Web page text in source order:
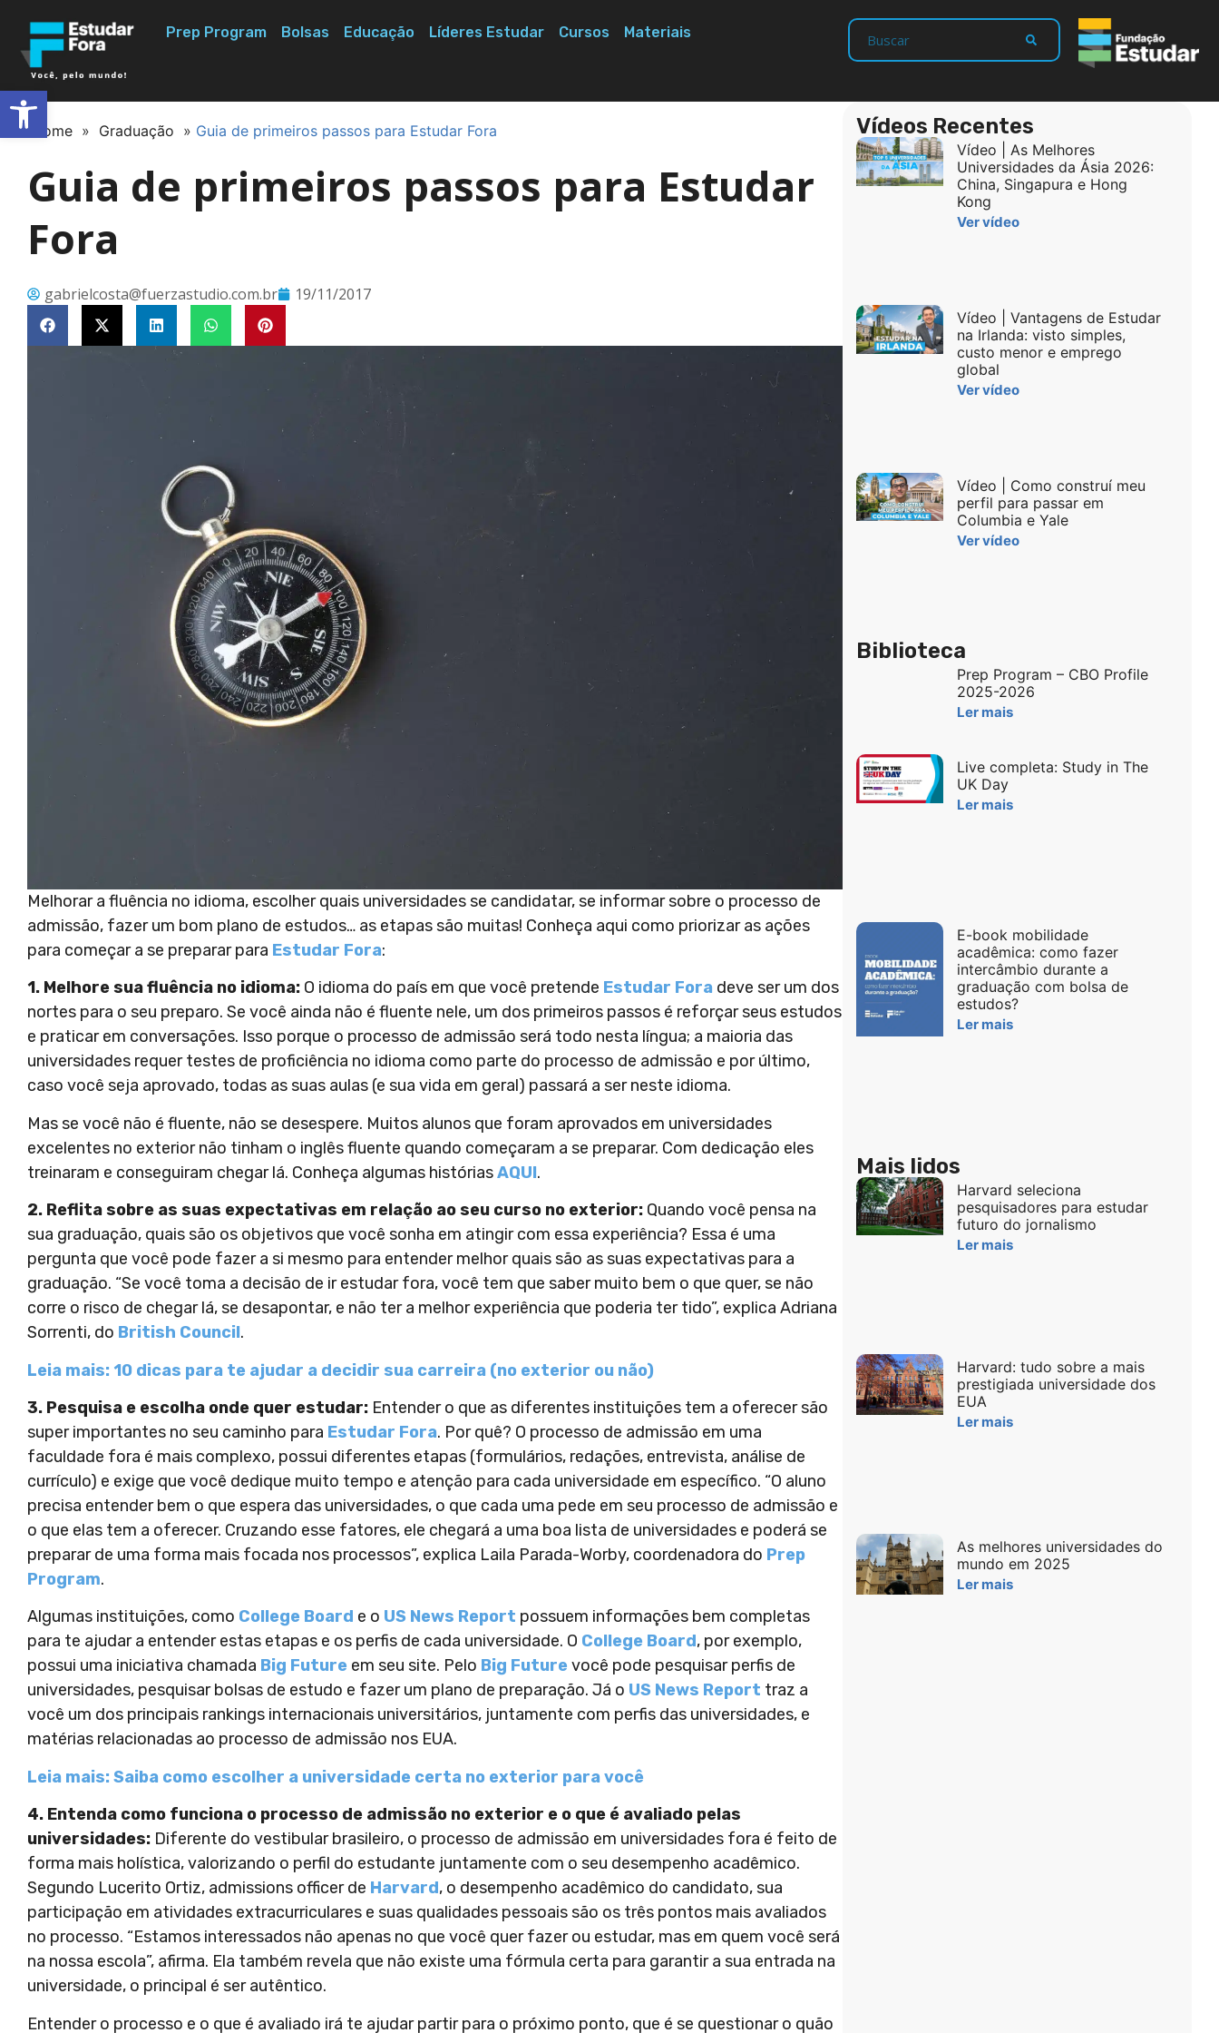
Prep Program Bolsas Educação Líderes Estudar Cursos Materiais
Home » Graduação » Guia de primeiros passos para Estudar Fora
Guia de primeiros passos para Estudar
Fora
gabrielcosta@fuerzastudio.com.br 19/11/2017
Melhorar a fluência no idioma, escolher quais universidades se candidatar, se informar sobre o processo de
admissão, fazer um bom plano de estudos… as etapas são muitas! Conheça aqui como priorizar as ações
para começar a se preparar para Estudar Fora:
1. Melhore sua fluência no idioma: O idioma do país em que você pretende Estudar Fora deve ser um dos
nortes para o seu preparo. Se você ainda não é fluente nele, um dos primeiros passos é reforçar seus estudos
e praticar em conversações. Isso porque o processo de admissão será todo nesta língua; a maioria das
universidades requer testes de proficiência no idioma como parte do processo de admissão e por último,
caso você seja aprovado, todas as suas aulas (e sua vida em geral) passará a ser neste idioma.
Mas se você não é fluente, não se desespere. Muitos alunos que foram aprovados em universidades
excelentes no exterior não tinham o inglês fluente quando começaram a se preparar. Com dedicação eles
treinaram e conseguiram chegar lá. Conheça algumas históriasAQUI.
2. Reflita sobre as suas expectativas em relação ao seu curso no exterior: Quando você pensa na
sua graduação, quais são os objetivos que você sonha em atingir com essa experiência? Essa é uma
pergunta que você pode fazer a si mesmo para entender melhor quais são as suas expectativas para a
graduação. “Se você toma a decisão de ir estudar fora, você tem que saber muito bem o que quer, se não
corre o risco de chegar lá, se desapontar, e não ter a melhor experiência que poderia ter tido”, explica Adriana
Sorrenti, do British Council.
Leia mais: 10 dicas para te ajudar a decidir sua carreira (no exterior ou não)
3. Pesquisa e escolha onde quer estudar: Entender o que as diferentes instituições tem a oferecer são
super importantes no seu caminho para Estudar Fora. Por quê? O processo de admissão em uma
faculdade fora é mais complexo, possui diferentes etapas (formulários, redações, entrevista, análise de
currículo) e exige que você dedique muito tempo e atenção para cada universidade em específico. “O aluno
precisa entender bem o que espera das universidades, o que cada uma pede em seu processo de admissão e
o que elas tem a oferecer. Cruzando esse fatores, ele chegará a uma boa lista de universidades e poderá se
preparar de uma forma mais focada nos processos”, explica Laila Parada-Worby, coordenadora do Prep
Program.
Algumas instituições, como College Board e o US News Report possuem informações bem completas
para te ajudar a entender estas etapas e os perfis de cada universidade. O College Board, por exemplo,
possui uma iniciativa chamada Big Future em seu site. Pelo Big Future você pode pesquisar perfis de
universidades, pesquisar bolsas de estudo e fazer um plano de preparação. Já o US News Report traz a
você um dos principais rankings internacionais universitários, juntamente com perfis das universidades, e
matérias relacionadas ao processo de admissão nos EUA.
Leia mais: Saiba como escolher a universidade certa no exterior para você
4. Entenda como funciona o processo de admissão no exterior e o que é avaliado pelas
universidades: Diferente do vestibular brasileiro, o processo de admissão em universidades fora é feito de
forma mais holística, valorizando o perfil do estudante juntamente com o seu desempenho acadêmico.
Segundo Lucerito Ortiz, admissions officer de Harvard, o desempenho acadêmico do candidato, sua
participação em atividades extracurriculares e suas qualidades pessoais são os três pontos mais avaliados
no processo. “Estamos interessados não apenas no que você quer fazer ou estudar, mas em quem você será
na nossa escola”, afirma. Ela também revela que não existe uma fórmula certa para garantir a sua entrada na
universidade, o principal é ser autêntico.
Entender o processo e o que é avaliado irá te ajudar partir para o próximo ponto, que é se questionar o quão
Vídeos Recentes
Vídeo | As Melhores
Universidades da Ásia 2026:
China, Singapura e Hong
Kong
Ver vídeo
Vídeo | Vantagens de Estudar
na Irlanda: visto simples,
custo menor e emprego
global
Ver vídeo
Vídeo | Como construí meu
perfil para passar em
Columbia e Yale
Ver vídeo
Biblioteca
Prep Program – CBO Profile
2025-2026
Ler mais
Live completa: Study in The
UK Day
Ler mais
E-book mobilidade
acadêmica: como fazer
intercâmbio durante a
graduação com bolsa de
estudos?
Ler mais
Mais lidos
Harvard seleciona
pesquisadores para estudar
futuro do jornalismo
Ler mais
Harvard: tudo sobre a mais
prestigiada universidade dos
EUA
Ler mais
As melhores universidades do
mundo em 2025
Ler mais
Abrir a barra de ferramentas